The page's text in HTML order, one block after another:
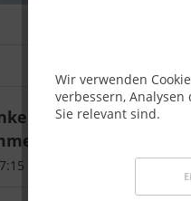
Wir verwenden
verbessern,
Sie relevant sind.
- Ihre Vision,